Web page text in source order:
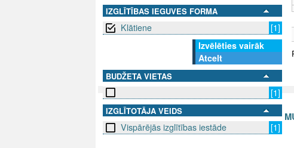
IZGLĪTĪBAS IEGUVES FORMA
Klātiene
[1]
Izvēlēties vairāk
Atcelt
BUDŽETA VIETAS
[1]
IZGLĪTOTĀJA VEIDS
Vispārējās izglītības iestāde [1]
SEKO MUMS SAZINIES AR